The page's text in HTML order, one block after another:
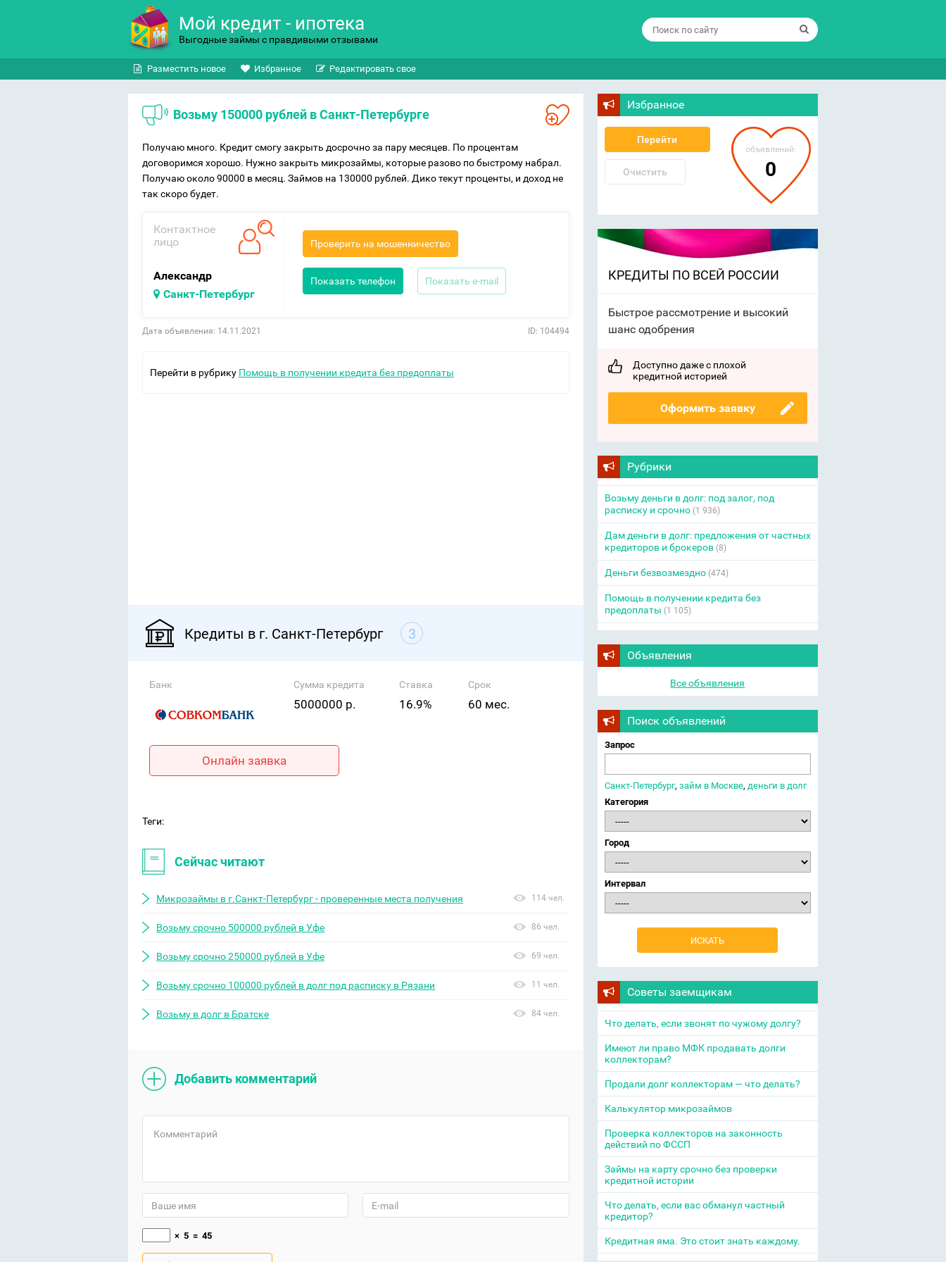
Мой кредит - ипотека
Выгодные займы с правдивыми отзывами
Разместить новое Избранное Редактировать свое
Возьму 150000 рублей в Санкт-Петербурге
Получаю много. Кредит смогу закрыть досрочно за пару месяцев. По процентам
договоримся хорошо. Нужно закрыть микрозаймы, которые разово по быстрому набрал.
Получаю около 90000 в месяц. Займов на 130000 рублей. Дико текут проценты, и доход не
так скоро будет.
Контактное
лицо
Александр
Санкт-Петербург
Проверить на мошенничество
Показать телефон Показать e-mail
Дата объявления: 14.11.2021 ID: 104494
Перейти в рубрику Помощь в получении кредита без предоплаты
Кредиты в г. Санкт-Петербург 3
Банк Сумма кредита
5000000 р.
Ставка
16.9%
Срок
60 мес.
Онлайн заявка
Теги:
Сейчас читают
Микрозаймы в г.Санкт-Петербург - проверенные места получения 114 чел.
Возьму срочно 500000 рублей в Уфе 86 чел.
Возьму срочно 250000 рублей в Уфе 69 чел.
Возьму срочно 100000 рублей в долг под расписку в Рязани 11 чел.
Возьму в долг в Братске 84 чел.
Добавить комментарий
× 5 = 45
Избранное
Перейти
Очистить
объявлений:
0
КРЕДИТЫ ПО ВСЕЙ РОССИИ
Быстрое рассмотрение и высокий
шанс одобрения
Доступно даже с плохой
кредитной историей
Оформить заявку
Рубрики
Возьму деньги в долг: под залог, под
расписку и срочно(1 936)
Дам деньги в долг: предложения от частных
кредиторов и брокеров(8)
Деньги безвозмездно(474)
Помощь в получении кредита без
предоплаты (1 105)
Объявления
Все объявления
Поиск объявлений
Запрос
Санкт-Петербург, займ в Москве, деньги в долг
Категория
Город
Интервал
Советы заемщикам
Что делать, если звонят по чужому долгу?
Имеют ли право МФК продавать долги
коллекторам?
Продали долг коллекторам — что делать?
Калькулятор микрозаймов
Проверка коллекторов на законность
действий по ФССП
Займы на карту срочно без проверки
кредитной истории
Что делать, если вас обманул частный
кредитор?
Кредитная яма. Это стоит знать каждому.